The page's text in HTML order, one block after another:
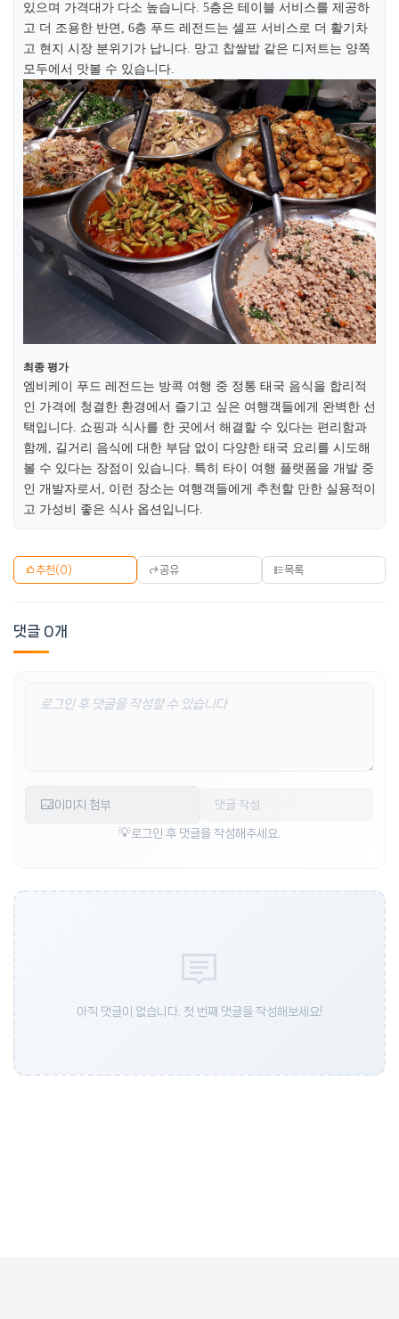
있으며 가격대가 다소 높습니다. 5층은 테이블 서비스를 제공하
고 더 조용한 반면, 6층 푸드 레전드는 셀프 서비스로 더 활기차
고 현지 시장 분위기가 납니다. 망고 찹쌀밥 같은 디저트는 양쪽
모두에서 맛볼 수 있습니다.​
최종 평가
엠비케이 푸드 레전드는 방콕 여행 중 정통 태국 음식을 합리적
인 가격에 청결한 환경에서 즐기고 싶은 여행객들에게 완벽한 선
택입니다. 쇼핑과 식사를 한 곳에서 해결할 수 있다는 편리함과
함께, 길거리 음식에 대한 부담 없이 다양한 태국 요리를 시도해
볼 수 있다는 장점이 있습니다. 특히 타이 여행 플랫폼을 개발 중
인 개발자로서, 이런 장소는 여행객들에게 추천할 만한 실용적이
고 가성비 좋은 식사 옵션입니다.​
추천(0) 공유 목록
댓글 0개
로그인 후 댓글을 작성해주세요.
이미지 첨부 댓글 작성
아직 댓글이 없습니다. 첫 번째 댓글을 작성해보세요!